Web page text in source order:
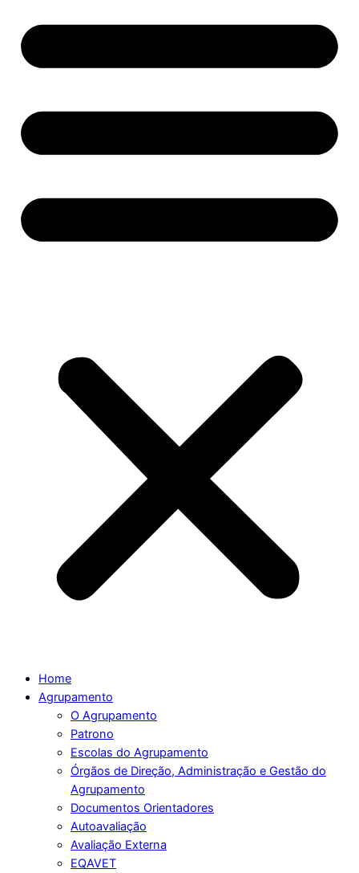
Home
Agrupamento
O Agrupamento
Patrono
Escolas do Agrupamento
Órgãos de Direção, Administração e Gestão do
Agrupamento
Documentos Orientadores
Autoavaliação
Avaliação Externa
EQAVET